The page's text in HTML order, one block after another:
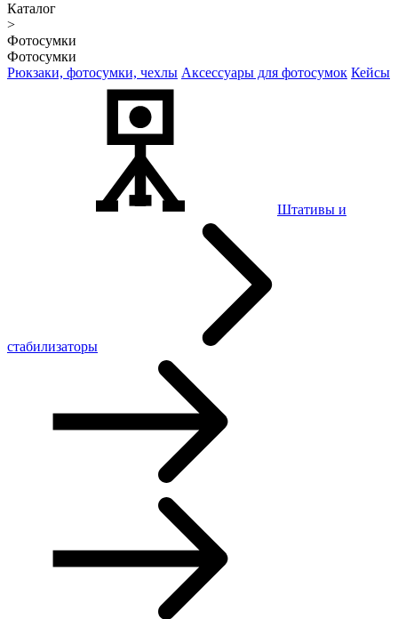
Каталог
>
Фотосумки
Фотосумки
Рюкзаки, фотосумки, чехлы Аксессуары для фотосумок Кейсы
Штативы и
стабилизаторы